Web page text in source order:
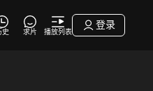
史 求片 播放列表
登录